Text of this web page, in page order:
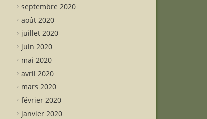
septembre 2020
août 2020
juillet 2020
juin 2020
mai 2020
avril 2020
mars 2020
février 2020
janvier 2020